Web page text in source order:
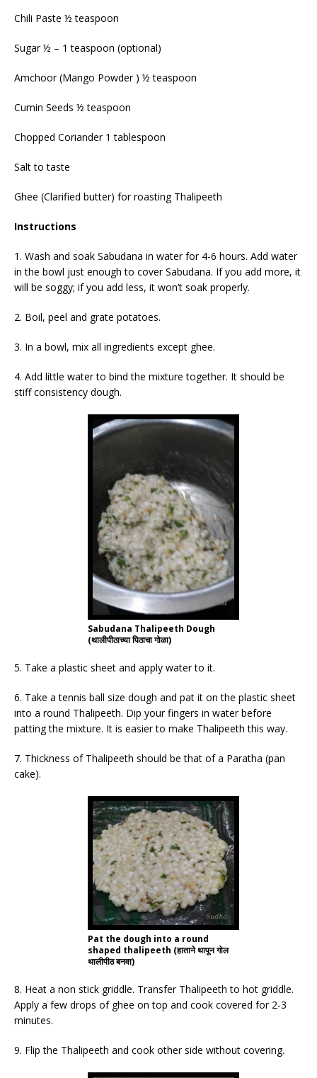
Chili Paste ½ teaspoon
Sugar ½ – 1 teaspoon (optional)
Amchoor (Mango Powder ) ½ teaspoon
Cumin Seeds ½ teaspoon
Chopped Coriander 1 tablespoon
Salt to taste
Ghee (Clarified butter) for roasting Thalipeeth
Instructions
1. Wash and soak Sabudana in water for 4-6 hours. Add water
in the bowl just enough to cover Sabudana. If you add more, it
will be soggy; if you add less, it won’t soak properly.
2. Boil, peel and grate potatoes.
3. In a bowl, mix all ingredients except ghee.
4. Add little water to bind the mixture together. It should be
stiff consistency dough.
Sabudana Thalipeeth Dough
(थालीपीठाच्या पिठाचा गोळा)
5. Take a plastic sheet and apply water to it.
6. Take a tennis ball size dough and pat it on the plastic sheet
into a round Thalipeeth. Dip your fingers in water before
patting the mixture. It is easier to make Thalipeeth this way.
7. Thickness of Thalipeeth should be that of a Paratha (pan
cake).
Pat the dough into a round
shaped thalipeeth (हाताने थापून गोल
थालीपीठ बनवा)
8. Heat a non stick griddle. Transfer Thalipeeth to hot griddle.
Apply a few drops of ghee on top and cook covered for 2-3
minutes.
9. Flip the Thalipeeth and cook other side without covering.